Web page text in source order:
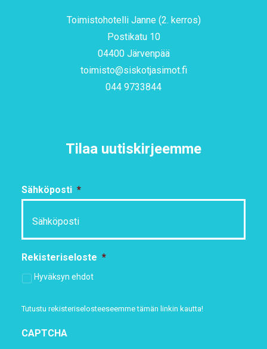
Toimistohotelli Janne (2. kerros)
Postikatu 10
04400 Järvenpää
toimisto@siskotjasimot.fi
044 9733844
Tilaa uutiskirjeemme
Sähköposti *
Rekisteriseloste *
Hyväksyn ehdot
Tutustu rekisteriselosteeseemmetämän linkin kautta!
CAPTCHA